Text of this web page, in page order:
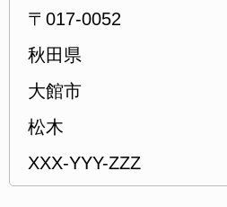
〒017-0052
秋田県
大館市
松木
XXX-YYY-ZZZ